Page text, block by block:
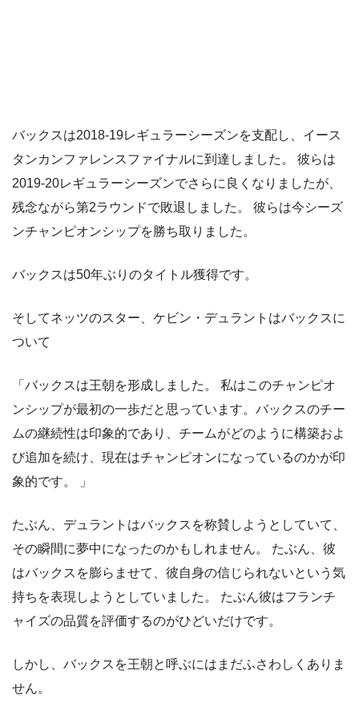
バックスは2018-19レギュラーシーズンを支配し、イース
タンカンファレンスファイナルに到達しました。 彼らは
2019-20レギュラーシーズンでさらに良くなりましたが、
残念ながら第2ラウンドで敗退しました。 彼らは今シーズ
ンチャンピオンシップを勝ち取りました。
バックスは50年ぶりのタイトル獲得です。
そしてネッツのスター、ケビン・デュラントはバックスに
ついて
「バックスは王朝を形成しました。 私はこのチャンピオ
ンシップが最初の一歩だと思っています。バックスのチー
ムの継続性は印象的であり、チームがどのように構築およ
び追加を続け、現在はチャンピオンになっているのかが印
象的です。 」
たぶん、デュラントはバックスを称賛しようとしていて、
その瞬間に夢中になったのかもしれません。 たぶん、彼
はバックスを膨らませて、彼自身の信じられないという気
持ちを表現しようとしていました。 たぶん彼はフランチ
ャイズの品質を評価するのがひどいだけです。
しかし、バックスを王朝と呼ぶにはまだふさわしくありま
せん。